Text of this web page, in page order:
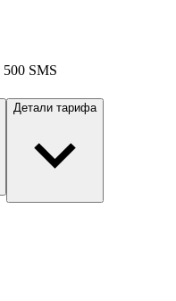
500 SMS
Детали тарифа